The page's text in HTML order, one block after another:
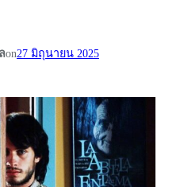
on27 มิถุนายน 2025